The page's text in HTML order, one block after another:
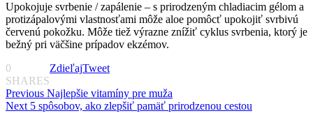
Upokojuje svrbenie / zapálenie – s prirodzeným chladiacim gélom a
protizápalovými vlastnosťami môže aloe pomôcť upokojiť svrbivú
červenú pokožku. Môže tiež výrazne znížiť cyklus svrbenia, ktorý je
bežný pri väčšine prípadov ekzémov.
0
SHARES
ZdieľajTweet
Continue
Reading
Previous Najlepšie vitamíny pre muža
Next5 spôsobov, ako zlepšiť pamäť prirodzenou cestou